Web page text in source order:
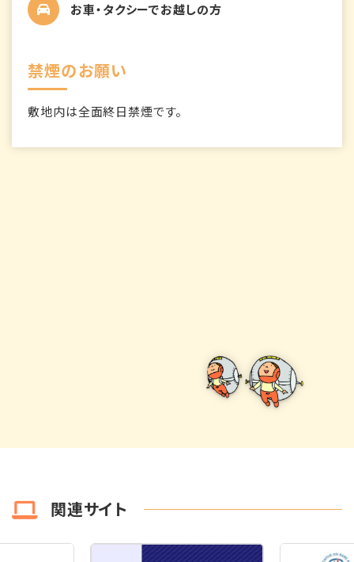
お車・タクシーでお越しの方
禁煙のお願い
敷地内は全面終日禁煙です。
関連サイト